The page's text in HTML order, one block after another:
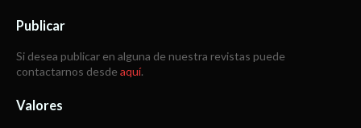
Publicar
Si desea publicar en alguna de nuestra revistas puede
contactarnos desde aquí.
Valores